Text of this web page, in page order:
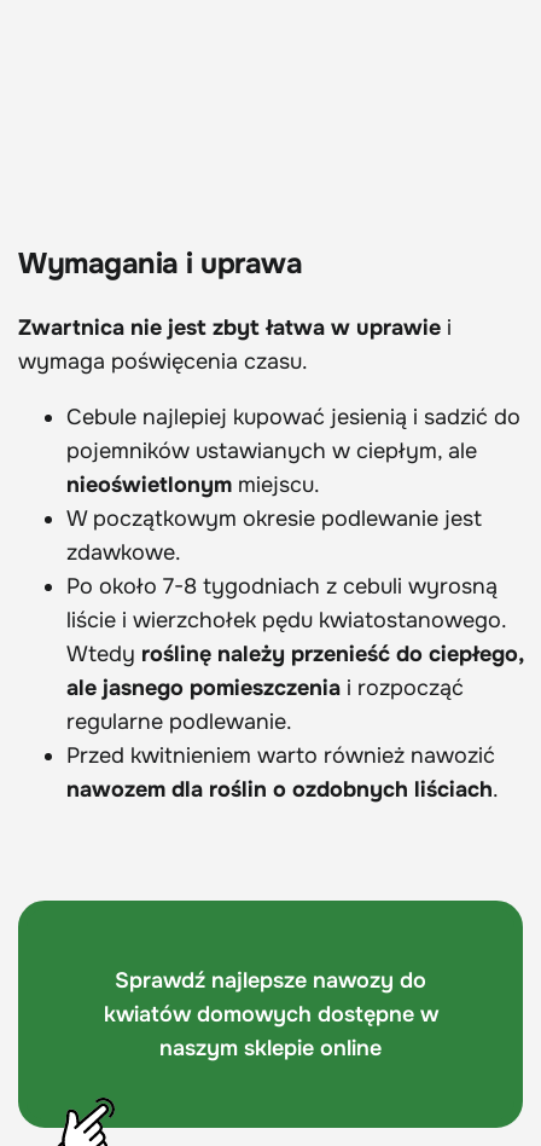
Wymagania i uprawa
Zwartnica nie jest zbyt łatwa w uprawie i
wymaga poświęcenia czasu.
Cebule najlepiej kupować jesienią i sadzić do
pojemników ustawianych w ciepłym, ale
nieoświetlonym miejscu.
W początkowym okresie podlewanie jest
zdawkowe.
Po około 7-8 tygodniach z cebuli wyrosną
liście i wierzchołek pędu kwiatostanowego.
Wtedy roślinę należy przenieść do ciepłego,
ale jasnego pomieszczenia i rozpocząć
regularne podlewanie.
Przed kwitnieniem warto również nawozić
nawozem dla roślin o ozdobnych liściach.
Sprawdź najlepsze nawozy do
kwiatów domowych dostępne w
naszym sklepie online